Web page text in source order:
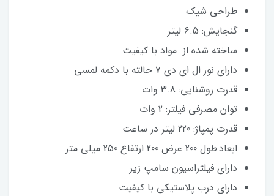
طراحی شیک
گنجایش: 6.5 لیتر
ساخته شده از مواد با کیفیت
دارای نور ال ای دی ۷ حالته با دکمه لمسی
قدرت روشنایی: 3.8 وات
توان مصرفی فیلتر: 2 وات
قدرت پمپاژ: 220 لیتر در ساعت
ابعاد:طول 200 عرض 200 ارتفاع 250 میلی متر
دارای فیلتراسیون سامپ زیر
دارای درب پلاستیکی با کیفیت